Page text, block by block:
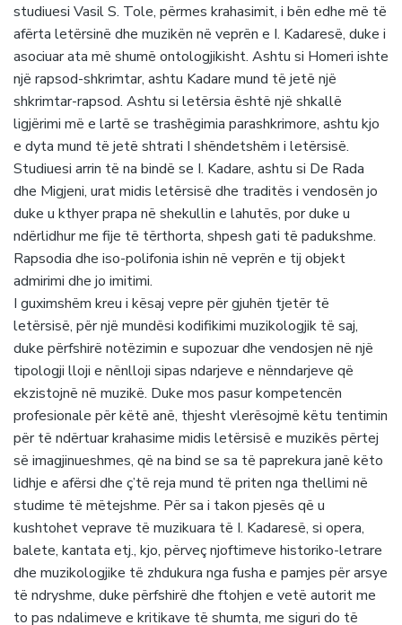
studiuesi Vasil S. Tole, përmes krahasimit, i bën edhe më të
afërta letërsinë dhe muzikën në veprën e I. Kadaresë, duke i
asociuar ata më shumë ontologjikisht. Ashtu si Homeri ishte
një rapsod-shkrimtar, ashtu Kadare mund të jetë një
shkrimtar-rapsod. Ashtu si letërsia është një shkallë
ligjërimi më e lartë se trashëgimia parashkrimore, ashtu kjo
e dyta mund të jetë shtrati I shëndetshëm i letërsisë.
Studiuesi arrin të na bindë se I. Kadare, ashtu si De Rada
dhe Migjeni, urat midis letërsisë dhe traditës i vendosën jo
duke u kthyer prapa në shekullin e lahutës, por duke u
ndërlidhur me fije të tërthorta, shpesh gati të padukshme.
Rapsodia dhe iso-polifonia ishin në veprën e tij objekt
admirimi dhe jo imitimi.
I guximshëm kreu i kësaj vepre për gjuhën tjetër të
letërsisë, për një mundësi kodifikimi muzikologjik të saj,
duke përfshirë notëzimin e supozuar dhe vendosjen në një
tipologji lloji e nënlloji sipas ndarjeve e nënndarjeve që
ekzistojnë në muzikë. Duke mos pasur kompetencën
profesionale për këtë anë, thjesht vlerësojmë këtu tentimin
për të ndërtuar krahasime midis letërsisë e muzikës përtej
së imagjinueshmes, që na bind se sa të paprekura janë këto
lidhje e afërsi dhe ç’të reja mund të priten nga thellimi në
studime të mëtejshme. Për sa i takon pjesës që u
kushtohet veprave të muzikuara të I. Kadaresë, si opera,
balete, kantata etj., kjo, përveç njoftimeve historiko-letrare
dhe muzikologjike të zhdukura nga fusha e pamjes për arsye
të ndryshme, duke përfshirë dhe ftohjen e vetë autorit me
to pas ndalimeve e kritikave të shumta, me siguri do të